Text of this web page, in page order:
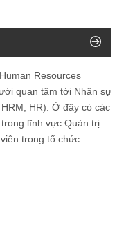
Resources
quan tâm tới Nhân sự
HR). Ở đây có các
lĩnh vực Quản trị
trong tổ chức: